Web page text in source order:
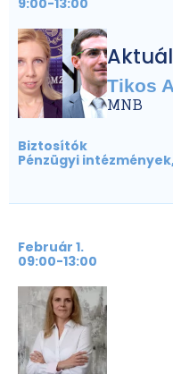
9:00-13:00
Tikos
MNB
Biztosítók
Pénzügyi
Február 1.
09:00-13:00